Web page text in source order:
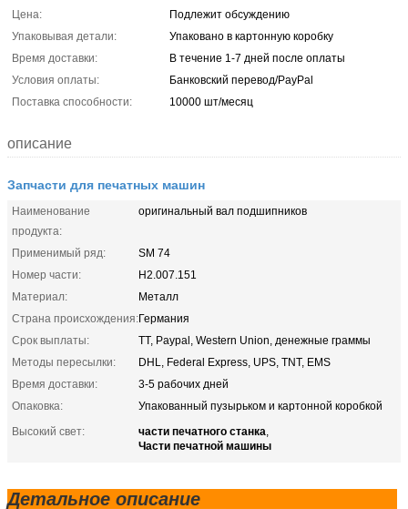
Цена:
Подлежит обсуждению
Упаковывая детали:
Упаковано в картонную коробку
Время доставки:
В течение 1-7 дней после оплаты
Условия оплаты:
Банковский перевод/PayPal
Поставка способности:
10000 шт/месяц
описание
Запчасти для печатных машин
Наименование
продукта:
оригинальный вал подшипников
Применимый ряд:
SM 74
Номер части:
Н2.007.151
Материал:
Металл
Страна происхождения:Германия
Срок выплаты:
TT, Paypal, Western Union, денежные граммы
Методы пересылки:
DHL, Federal Express, UPS, TNT, EMS
Время доставки:
3-5 рабочих дней
Опаковка:
Упакованный пузырьком и картонной коробкой
Высокий свет:
части печатного станка,
Части печатной машины
Детальное описание